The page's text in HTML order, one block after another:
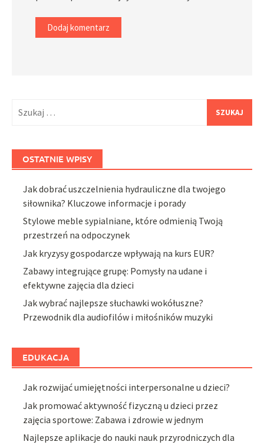
OSTATNIE WPISY
Jak dobrać uszczelnienia hydrauliczne dla twojego
siłownika? Kluczowe informacje i porady
Stylowe meble sypialniane, które odmienią Twoją
przestrzeń na odpoczynek
Jak kryzysy gospodarcze wpływają na kurs EUR?
Zabawy integrujące grupę: Pomysły na udane i
efektywne zajęcia dla dzieci
Jak wybrać najlepsze słuchawki wokółuszne?
Przewodnik dla audiofilów i miłośników muzyki
EDUKACJA
Jak rozwijać umiejętności interpersonalne u dzieci?
Jak promować aktywność fizyczną u dzieci przez
zajęcia sportowe: Zabawa i zdrowie w jednym
Najlepsze aplikacje do nauki nauk przyrodniczych dla